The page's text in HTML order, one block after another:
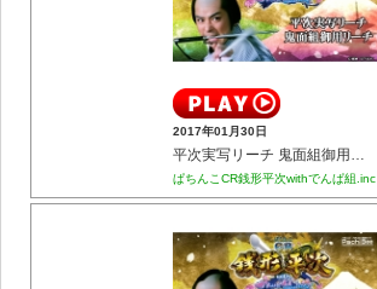
2017年01月30日
平次実写リーチ 鬼面組御用リーチ
ぱちんこCR銭形平次withでんぱ組.inc